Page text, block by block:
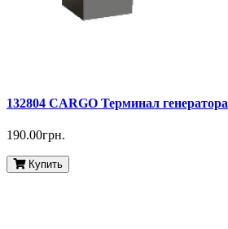
132804 CARGO Терминал генератора
190.00грн.
Купить